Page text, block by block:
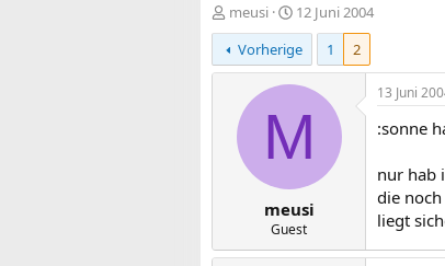
E
r
s
t
meusi
E
r
s
t
e
l
t
m
12 Juni 2004
Vorherige
1 2
M
meusi
Guest
13 Juni
:sonne
nur hab
die
liegt